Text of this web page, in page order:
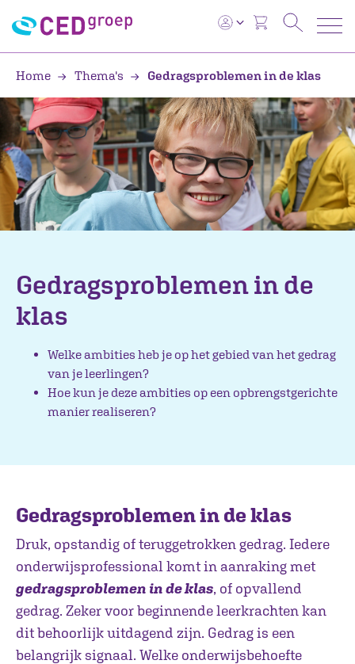
Home Thema's Gedragsproblemen in de klas
Gedragsproblemen in de
klas
Welke ambities heb je op het gebied van het gedrag
van je leerlingen?
Hoe kun je deze ambities op een opbrengstgerichte
manier realiseren?
Gedragsproblemen in de klas
Druk, opstandig of teruggetrokken gedrag. Iedere
onderwijsprofessional komt in aanraking met
gedragsproblemen in de klas, of opvallend
gedrag. Zeker voor beginnende leerkrachten kan
dit behoorlijk uitdagend zijn. Gedrag is een
belangrijk signaal. Welke onderwijsbehoefte